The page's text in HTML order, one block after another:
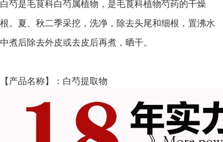
白芍是毛茛科白芍属植物，是毛莨科植物芍药的干燥
根。夏、秋二季采挖，洗净，除去头尾和细根，置沸水
中煮后除去外皮或去皮后再煮，晒干。
【产品名称】：白芍提取物